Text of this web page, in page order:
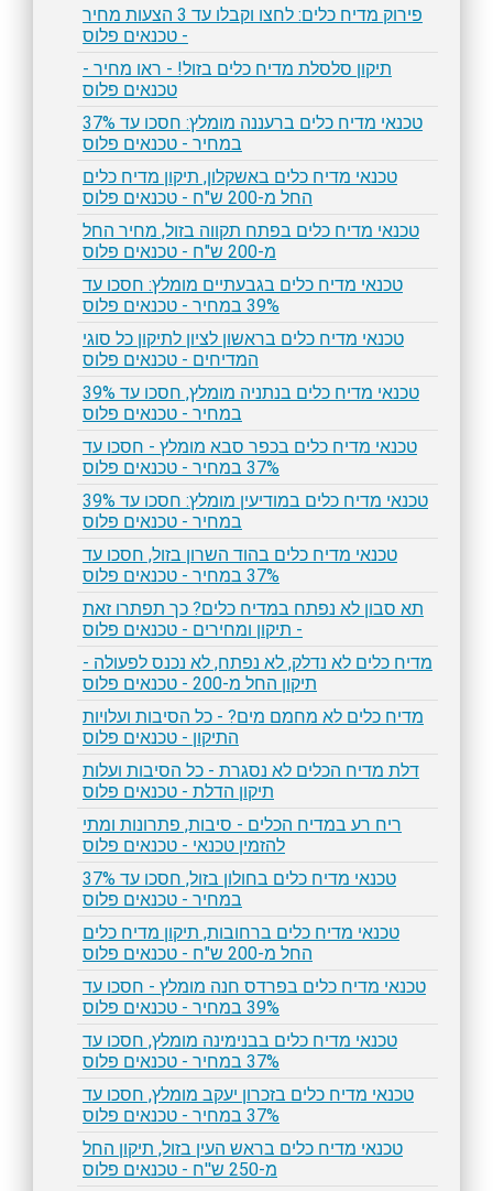
פירוק מדיח כלים: לחצו וקבלו עד 3 הצעות מחיר
- טכנאים פלוס
תיקון סלסלת מדיח כלים בזול! - ראו מחיר -
טכנאים פלוס
טכנאי מדיח כלים ברעננה מומלץ: חסכו עד 37%
במחיר - טכנאים פלוס
טכנאי מדיח כלים באשקלון, תיקון מדיח כלים
החל מ-200 ש"ח - טכנאים פלוס
טכנאי מדיח כלים בפתח תקווה בזול, מחיר החל
מ-200 ש"ח - טכנאים פלוס
טכנאי מדיח כלים בגבעתיים מומלץ: חסכו עד
39% במחיר - טכנאים פלוס
טכנאי מדיח כלים בראשון לציון לתיקון כל סוגי
המדיחים - טכנאים פלוס
טכנאי מדיח כלים בנתניה מומלץ, חסכו עד 39%
במחיר - טכנאים פלוס
טכנאי מדיח כלים בכפר סבא מומלץ - חסכו עד
37% במחיר - טכנאים פלוס
טכנאי מדיח כלים במודיעין מומלץ: חסכו עד 39%
במחיר - טכנאים פלוס
טכנאי מדיח כלים בהוד השרון בזול, חסכו עד
37% במחיר - טכנאים פלוס
תא סבון לא נפתח במדיח כלים? כך תפתרו זאת
- תיקון ומחירים - טכנאים פלוס
מדיח כלים לא נדלק, לא נפתח, לא נכנס לפעולה -
תיקון החל מ-200 - טכנאים פלוס
מדיח כלים לא מחמם מים? - כל הסיבות ועלויות
התיקון - טכנאים פלוס
דלת מדיח הכלים לא נסגרת - כל הסיבות ועלות
תיקון הדלת - טכנאים פלוס
ריח רע במדיח הכלים - סיבות, פתרונות ומתי
להזמין טכנאי - טכנאים פלוס
טכנאי מדיח כלים בחולון בזול, חסכו עד 37%
במחיר - טכנאים פלוס
טכנאי מדיח כלים ברחובות, תיקון מדיח כלים
החל מ-200 ש"ח - טכנאים פלוס
טכנאי מדיח כלים בפרדס חנה מומלץ - חסכו עד
39% במחיר - טכנאים פלוס
טכנאי מדיח כלים בבנימינה מומלץ, חסכו עד
37% במחיר - טכנאים פלוס
טכנאי מדיח כלים בזכרון יעקב מומלץ, חסכו עד
37% במחיר - טכנאים פלוס
טכנאי מדיח כלים בראש העין בזול, תיקון החל
מ-250 ש''ח - טכנאים פלוס